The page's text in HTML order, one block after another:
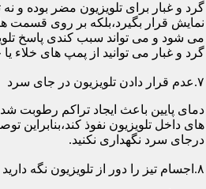
گرد و غبار برای تلویزیون مضر بوده و
نمایش قرار بگیرد،بلکه بر روی قسمت
می شود و می تواند سبب کندی پاسخ
گرد و غبار می توانید از پمپ های خلاء
۷.عدم قرار دادن تلویزیون در جای سرد
دمای پایین باعث ایجاد تراکم رطوبت
های داخل تلویزیون نفوذ کند،بنابراین
درجای سرد نگهداری نکنید.
۸.اجسام تیز را دور از تلویزیون نگه دارید